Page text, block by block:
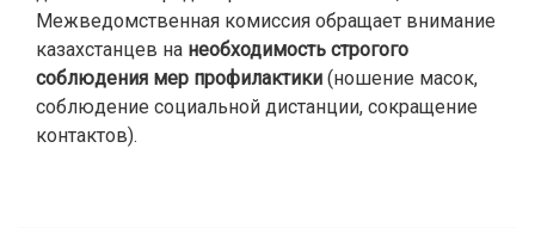
Межведомственная комиссия обращает внимание
казахстанцев на необходимость строгого
соблюдения мер профилактики (ношение масок,
соблюдение социальной дистанции, сокращение
контактов).